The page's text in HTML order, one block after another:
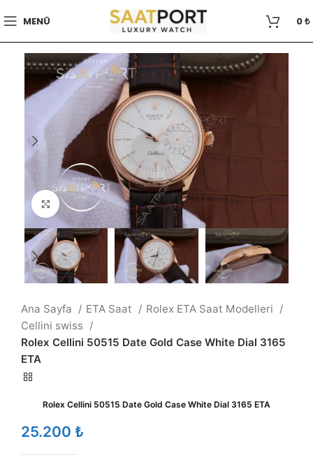
MENÜ 0₺
Büyütmek için tıklayın
Ana Sayfa ETA Saat
Rolex ETA Saat Modelleri
Cellini swiss
Rolex Cellini 50515 Date Gold Case White Dial 3165
ETA
Rolex Cellini 50515 Date Gold Case White Dial 3165 ETA
₺